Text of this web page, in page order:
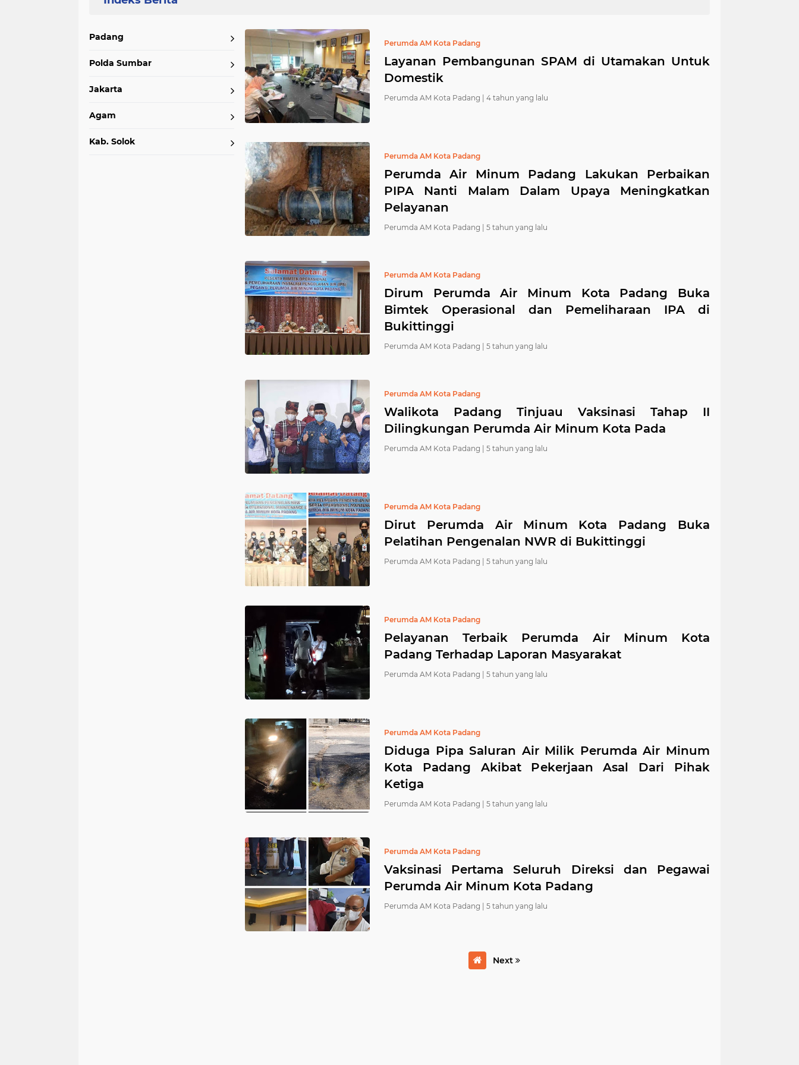
Padang
Polda Sumbar
Jakarta
Agam
Kab. Solok
Perumda AM Kota Padang
Layanan Pembangunan SPAM di Utamakan Untuk
Domestik
Perumda AM Kota Padang | 4 tahun yang lalu
Perumda AM Kota Padang
Perumda Air Minum Padang Lakukan Perbaikan
PIPA Nanti Malam Dalam Upaya Meningkatkan
Pelayanan
Perumda AM Kota Padang | 5 tahun yang lalu
Perumda AM Kota Padang
Dirum Perumda Air Minum Kota Padang Buka
Bimtek Operasional dan Pemeliharaan IPA di
Bukittinggi
Perumda AM Kota Padang | 5 tahun yang lalu
Perumda AM Kota Padang
Walikota Padang Tinjuau Vaksinasi Tahap II
Dilingkungan Perumda Air Minum Kota Pada
Perumda AM Kota Padang | 5 tahun yang lalu
Perumda AM Kota Padang
Dirut Perumda Air Minum Kota Padang Buka
Pelatihan Pengenalan NWR di Bukittinggi
Perumda AM Kota Padang | 5 tahun yang lalu
Perumda AM Kota Padang
Pelayanan Terbaik Perumda Air Minum Kota
Padang Terhadap Laporan Masyarakat
Perumda AM Kota Padang | 5 tahun yang lalu
Perumda AM Kota Padang
Diduga Pipa Saluran Air Milik Perumda Air Minum
Kota Padang Akibat Pekerjaan Asal Dari Pihak
Ketiga
Perumda AM Kota Padang | 5 tahun yang lalu
Perumda AM Kota Padang
Vaksinasi Pertama Seluruh Direksi dan Pegawai
Perumda Air Minum Kota Padang
Perumda AM Kota Padang | 5 tahun yang lalu
Next